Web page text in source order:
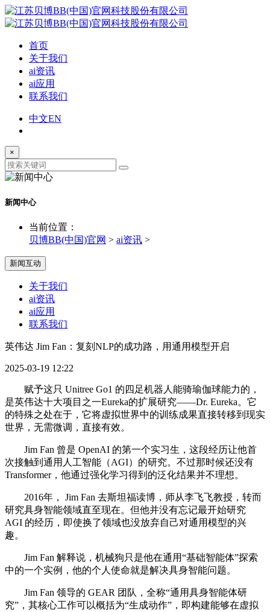
首页
关于我们
ai资讯
ai应用
联系我们
中文EN
×
新闻中心
当前位置：
贝博BB(中国)官网 > ai资讯 >
新闻互动
关于我们
ai资讯
ai应用
联系我们
英伟达 Jim Fan：复刻NLP的成功路，用通用模型开启
2025-03-19 12:22
赋予这只 Unitree Go1 的四足机器人能骑瑜伽球能力的，
是英伟达十大项目之一Eureka的扩展研究——Dr. Eureka。它
的特殊之处在于，它将虚拟世界中的训练成果直接转移到现实
世界，无需微调，直接有效。
Jim Fan 曾是 OpenAI 的第一个实习生，这段经历让他首
次接触到通用人工智能（AGI）的研究。不过那时候还没有
Transformer，他通过强化学习得到的泛化结果并不理想。
2016年， Jim Fan 去斯坦福读博，师从李飞飞教授，转而
研究具身智能领域直至现在。但他并没有忘记最开始研究
AGI 的经历，即使换了领域也没放弃自己对通用模型的兴
趣。
Jim Fan 解释说，机械狗只是他在通用“基础智能体”探索
中的一个实例，他的个人使命就是解决具身智能问题。
Jim Fan 领导的 GEAR 团队，全称“通用具身智能体研
究”，其核心工作可以概括为“生成动作”，即构建能够在虚拟